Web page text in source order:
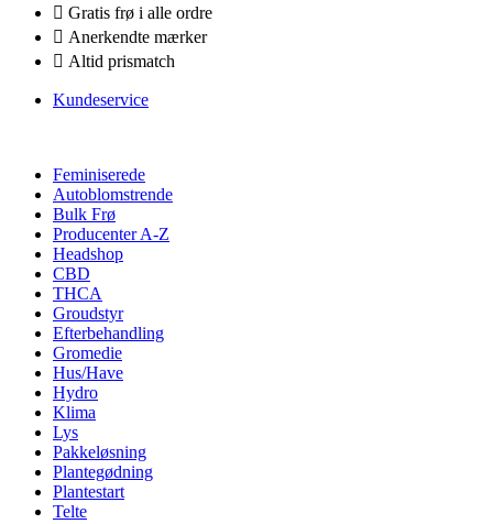
Gratis frø i alle ordre
Anerkendte mærker
Altid prismatch
Kundeservice
Feminiserede
Autoblomstrende
Bulk Frø
Producenter A-Z
Headshop
CBD
THCA
Groudstyr
Efterbehandling
Gromedie
Hus/Have
Hydro
Klima
Lys
Pakkeløsning
Plantegødning
Plantestart
Telte